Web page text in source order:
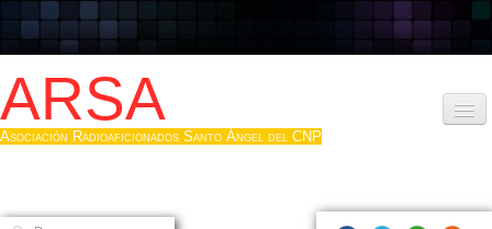
ARSA
Asociación Radioaficionados Santo Ángel del CNP